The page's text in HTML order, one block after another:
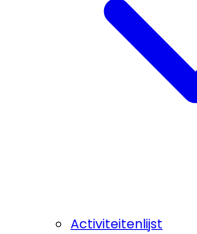
Activiteitenlijst